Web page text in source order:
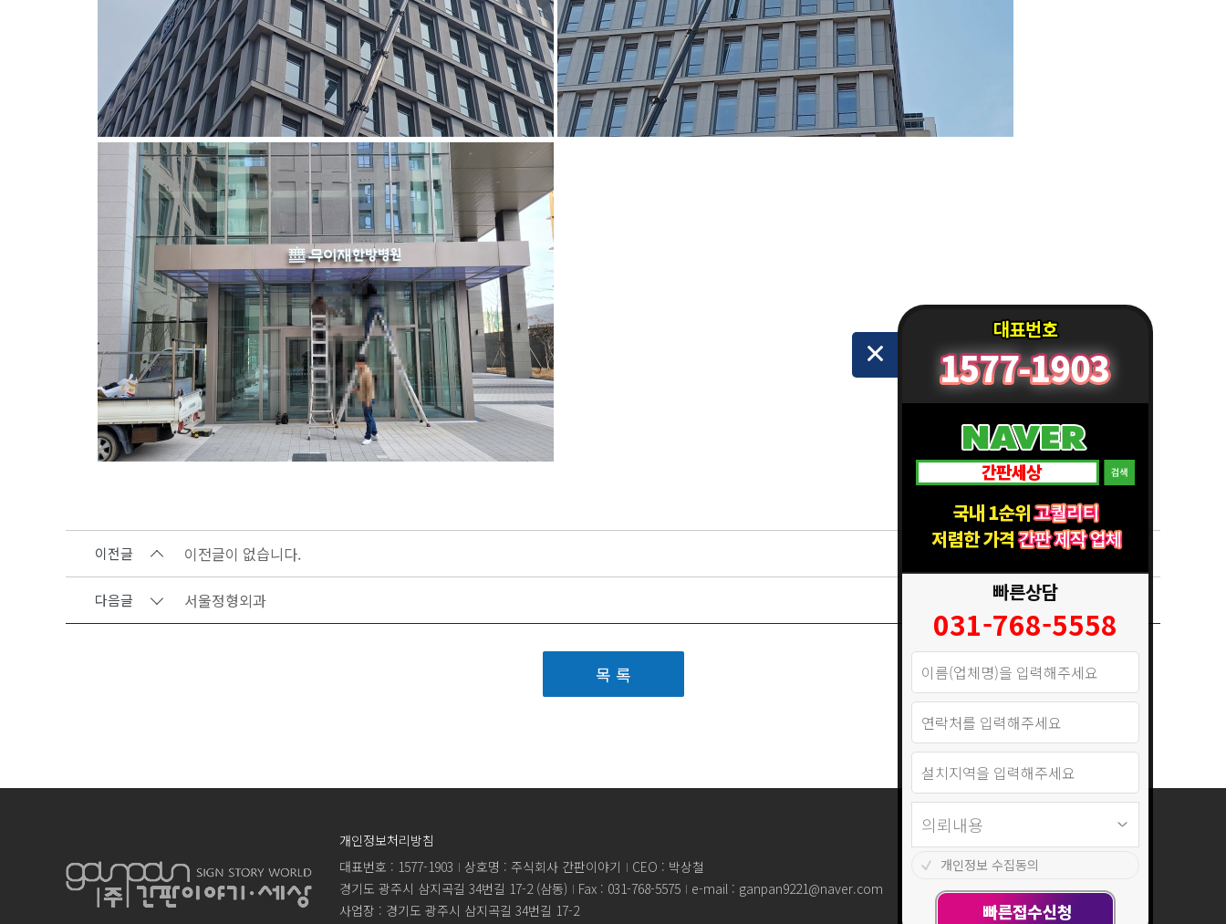
이전글 이전글이 없습니다.
다음글 서울정형외과
목 록
개인정보처리방침
대표번호 : 1577-1903
상호명 : 주식회사 간판이야기
CEO : 박상철
경기도 광주시 삼지곡길 34번길 17-2 (삼동)
Fax : 031-768-5575
e-mail : ganpan9221@naver.com
사업장 : 경기도 광주시 삼지곡길 34번길 17-2
빠른상담
031-768-5558
개인정보 수집동의